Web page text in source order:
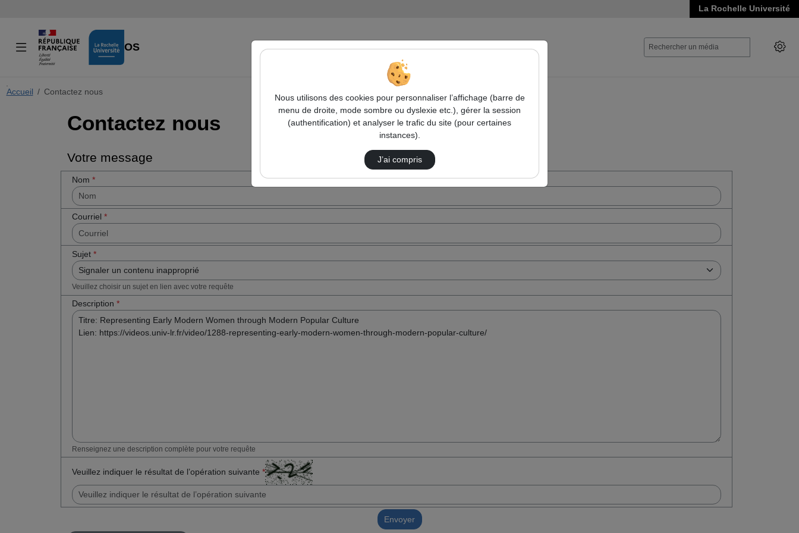
La Rochelle Université
VIDÉOS
Accueil Contactez nous
Contactez nous
Votre message
Nom *
Courriel *
Sujet *
Veuillez choisir un sujet en lien avec votre requête
Description *
Renseignez une description complète pour votre requête
Veuillez indiquer le résultat de l’opération suivante *
Cocher
Envoyer
Nous utilisons des cookies pour personnaliser l’affichage (barre de
menu de droite, mode sombre ou dyslexie etc.), gérer la session
(authentification) et analyser le trafic du site (pour certaines
instances).
J’ai compris